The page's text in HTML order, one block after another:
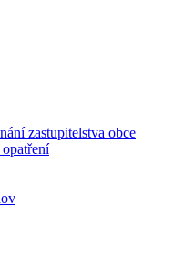
zastupitelstva obce